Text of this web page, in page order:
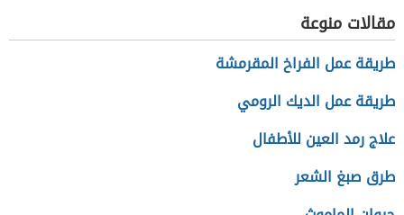
مقالات منوعة
طريقة عمل الفراخ المقرمشة
طريقة عمل الديك الرومي
علاج رمد العين للأطفال
طرق صبغ الشعر